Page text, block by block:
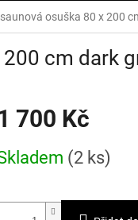
saunová osuška 80 x 200
200 cm dark
700 Kč
(2 ks)